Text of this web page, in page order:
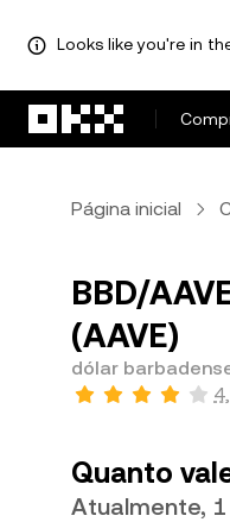
Looks like you're in
Página inicial
BBD/
(AAVE)
dólar
Quanto
Atualmente,